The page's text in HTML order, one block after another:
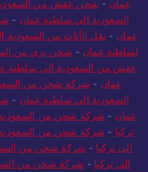
عمان - شحن عفش من
السعودية الي سلطنة عمان -
عمان - نقل الأثاث من
لسلطنة عمان - شحن بري من
عفش من السعودية الي سلطنة
عمان - شركة شحن من
السعودية الي سلطنة عمان -
عمان - شركة شحن من السعودية
تركيا - شركة شحن من السعودية
الى تركيا - شركة شحن من
الي تركيا - شركة شحن من